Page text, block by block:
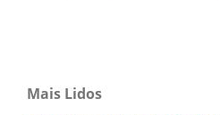
Mais Lidos